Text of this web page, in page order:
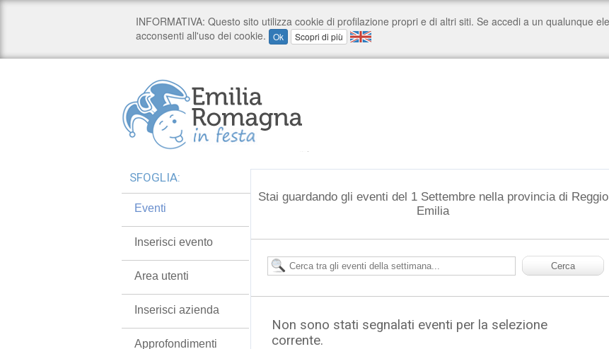
Stai guardando gli eventi del 1 Settembre nella provincia di Reggio
Emilia
Non sono stati segnalati eventi per la selezione
corrente.
SFOGLIA:
Eventi
Inserisci evento
Area utenti
Inserisci azienda
Approfondimenti